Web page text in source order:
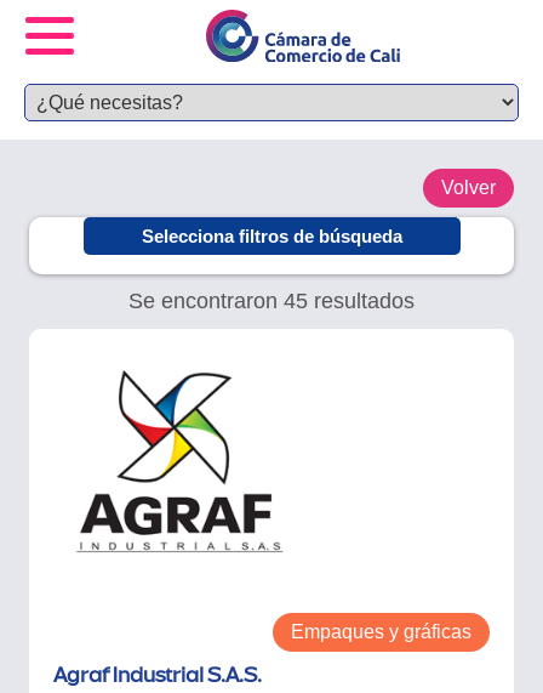
Volver
Selecciona filtros de búsqueda
Se encontraron 45 resultados
Empaques y gráficas
Agraf Industrial S.A.S.